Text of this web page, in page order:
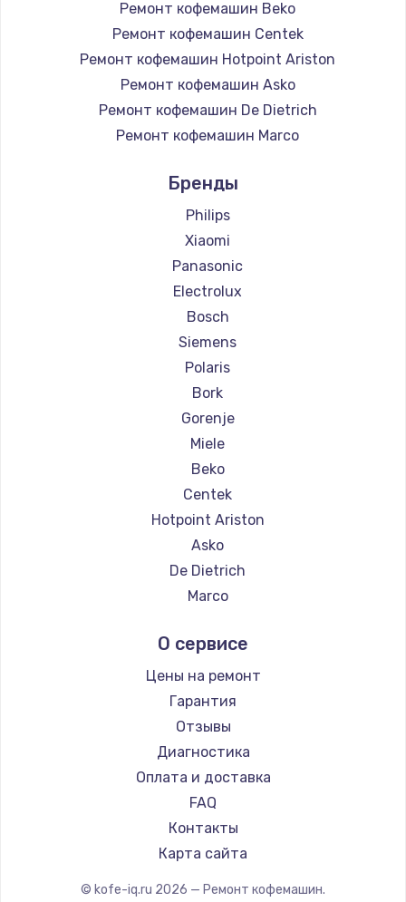
Ремонт кофемашин Beko
Ремонт кофемашин Centek
Ремонт кофемашин Hotpoint Ariston
Ремонт кофемашин Asko
Ремонт кофемашин De Dietrich
Ремонт кофемашин Marco
Ремонт кофемашин Jura
Ремонт кофемашин Olympia
Ремонт кофемашин Saeco
Ремонт кофемашин La Cimbali
Ремонт кофемашин WMF
Ремонт кофемашин Yamaguchi
Ремонт кофемашин Nivona
Ремонт кофемашин Astoria
Ремонт кофемашин JVC
Ремонт кофемашин Ariston
Ремонт кофемашин Grundig
Ремонт кофемашин ROCKET MOZZAFIATO
Ремонт кофемашин Vivitek
Ремонт кофемашин Thomson
Ремонт кофемашин Hisense
Ремонт кофемашин DELTA
Ремонт кофемашин Tefal
Ремонт кофемашин RED solution
Ремонт кофемашин Bravilor Bonamat
Ремонт кофемашин Vard
Ремонт кофемашин Tuvio
Ремонт кофемашин Carrera
Ремонт кофемашин Supra
Бренды
Philips
Xiaomi
Panasonic
Electrolux
Bosch
Siemens
Polaris
Bork
Gorenje
Miele
Beko
Centek
Hotpoint Ariston
Asko
De Dietrich
Marco
Jura
Olympia
Saeco
La Cimbali
WMF
Yamaguchi
Nivona
Astoria
JVC
О сервисе
Цены на ремонт
Гарантия
Отзывы
Диагностика
Оплата и доставка
FAQ
Контакты
Карта сайта
© kofe-iq.ru 2026 — Ремонт кофемашин.